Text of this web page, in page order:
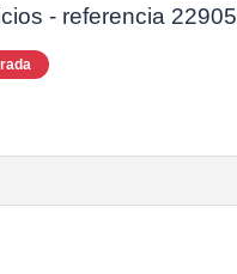
- referencia 22905